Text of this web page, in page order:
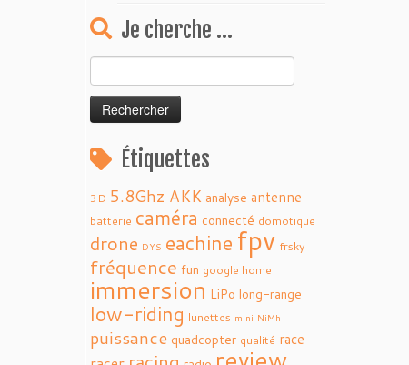
Je cherche …
Étiquettes
3D 5.8Ghz AKK analyse antenne
batterie caméra connecté domotique
drone DYS eachine fpv frsky
fréquence fun google home
immersion LiPo long-range
low-riding lunettes mini NiMh
puissance quadcopter qualité race